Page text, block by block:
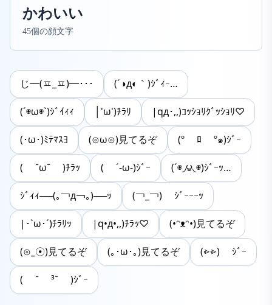
かわいい
45個の顔文字
じ━(ㅍ_ㅍ)━･･･ (´◑д◐｀)ｼﾞｨｰ…
(´◉ω◉`)ｼﾞｲｨｨ │'ω')ﾁﾗﾘ |qд･,,)ｺｯｼｮﾘｸﾞｯｼｮﾘ♡
(･ω･)ﾐﾃﾏｽﾖ (⊙ω⊙)見てるぞ (º ﾛ º๑)ｼﾞｰ
( ˘ω˘ )ﾁﾗｯ ( ´-ω-)ｼﾞｰ (´◉◞౪◟◉)ｼﾞｰｯ…
ｼﾞｨｨ──(｡￢д￢｡)──ｯ (￢_￢) ｼﾞｰｰｰｯ
|･`ω･´)ﾁﾗﾘｯ |q•д•,,)ﾁﾗｯ♡ (•ᵔᴥᵔ•)見てるぞ
(⊙_☉)見てるぞ (｡･ω･｡)見てるぞ (⩺⩺) ｼﾞｰ
( ˘ ³˘ )ｼﾞｰ